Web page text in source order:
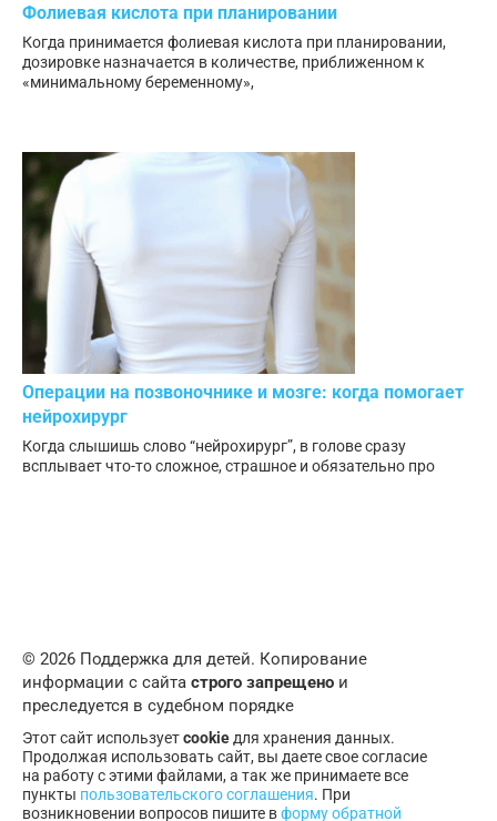
Фолиевая кислота при планировании
Когда принимается фолиевая кислота при планировании,
дозировке назначается в количестве, приближенном к
«минимальному беременному»,
Операции на позвоночнике и мозге: когда помогает
нейрохирург
Когда слышишь слово “нейрохирург”, в голове сразу
всплывает что-то сложное, страшное и обязательно про
© 2026 Поддержка для детей. Копирование
информации с сайта строго запрещено и
преследуется в судебном порядке
Этот сайт используетcookieдля хранения данных.
Продолжая использовать сайт, вы даете свое согласие
на работу с этими файлами, а так же принимаете все
пункты пользовательского соглашения. При
возникновении вопросов пишите вформу обратной